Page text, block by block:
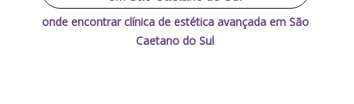
onde encontrar clínica de estética avançada em São
Caetano do Sul